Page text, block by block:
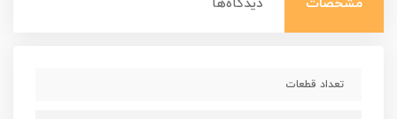
مشخصات دیدگاه‌ها
تعداد قطعات